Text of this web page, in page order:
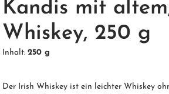
Kandis mit
Whiskey, 250 g
Inhalt: 250 g
Der Irish Whiskey ist ein leichter Whiskey